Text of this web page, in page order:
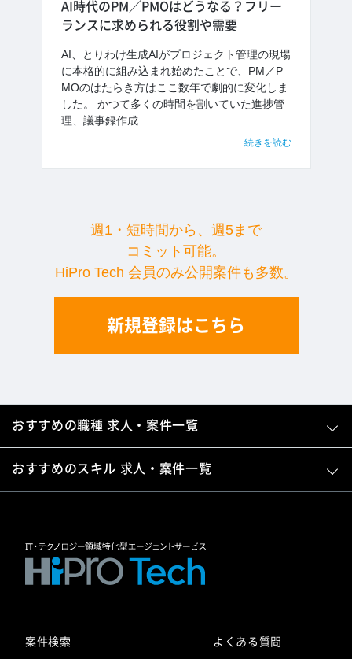
AI時代のPM／PMOはどうなる？フリー
ランスに求められる役割や需要
AI、とりわけ生成AIがプロジェクト管理の現場
に本格的に組み込まれ始めたことで、PM／P
MOのはたらき方はここ数年で劇的に変化しま
した。 かつて多くの時間を割いていた進捗管
理、議事録作成
続きを読む
週1・短時間から、週5まで
コミット可能。
HiPro Tech 会員のみ公開案件も多数。
新規登録はこちら
おすすめの職種 求人・案件一覧
おすすめのスキル 求人・案件一覧
案件検索 よくある質問